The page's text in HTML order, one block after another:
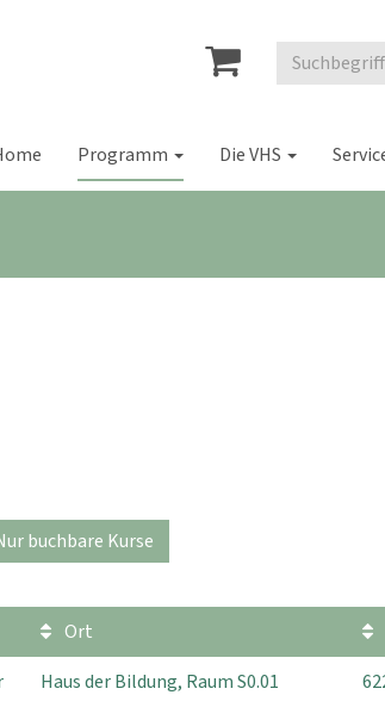
Programm Die VHS
buchbare Kurse
Ort
Haus der Bildung, Raum S0.01